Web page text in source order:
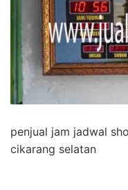
penjual jam jadwal
cikarang selatan